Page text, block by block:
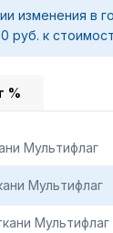
изменения в
руб. к
%
Мультифлаг
Мультифлаг
Мультифлаг